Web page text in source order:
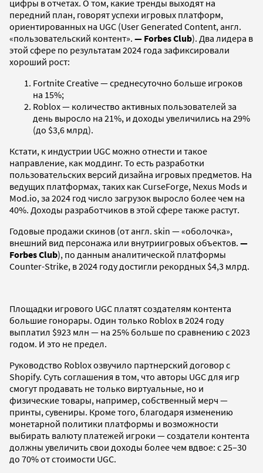
цифры в отчетах. О том, какие тренды выходят на
передний план, говорят успехи игровых платформ,
ориентированных на UGC (User Generated Content, англ.
«пользовательский контент». — Forbes Club). Два лидера в
этой сфере по результатам 2024 года зафиксировали
хороший рост:
Fortnite Creative — среднесуточно больше игроков
на 15%;
Roblox — количество активных пользователей за
день выросло на 21%, и доходы увеличились на 29%
(до $3,6 млрд).
Кстати, к индустрии UGC можно отнести и такое
направление, как моддинг. То есть разработки
пользовательских версий дизайна игровых предметов. На
ведущих платформах, таких как CurseForge, Nexus Mods и
Mod.io, за 2024 год число загрузок выросло более чем на
40%. Доходы разработчиков в этой сфере также растут.
Годовые продажи скинов (от англ. skin — «оболочка»,
внешний вид персонажа или внутриигровых объектов. —
Forbes Club), по данным аналитической платформы
Counter-Strike, в 2024 году достигли рекордных $4,3 млрд.
Площадки игрового UGC платят создателям контента
большие гонорары. Один только Roblox в 2024 году
выплатил $923 млн — на 25% больше по сравнению с 2023
годом. И это не предел.
Руководство Roblox озвучило партнерский договор с
Shopify. Суть соглашения в том, что авторы UGC для игр
смогут продавать не только виртуальные, но и
физические товары, например, собственный мерч —
принты, сувениры. Кроме того, благодаря изменению
монетарной политики платформы и возможности
выбирать валюту платежей игроки — создатели контента
должны увеличить свои доходы более чем вдвое: с 25–30
до 70% от стоимости UGC.